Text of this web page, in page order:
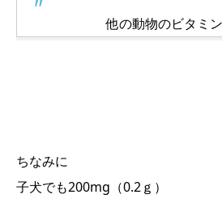
他の動物のビタミ
ちなみに
子犬でも200mg（0.2ｇ）